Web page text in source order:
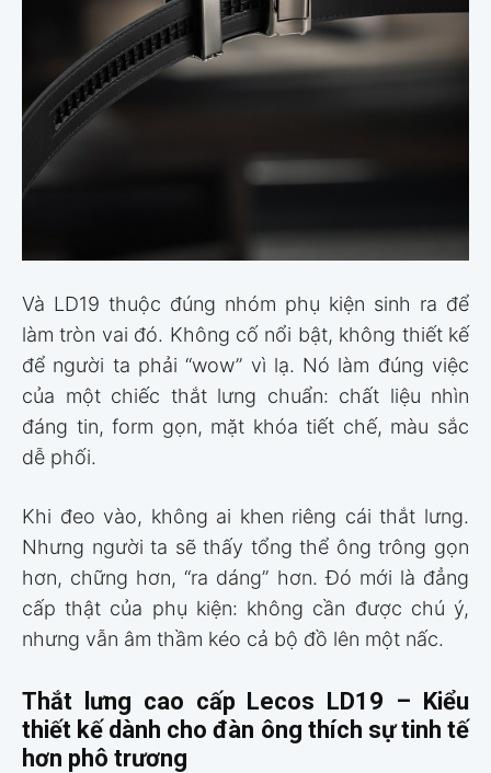
Và LD19 thuộc đúng nhóm phụ kiện sinh ra để
làm tròn vai đó. Không cố nổi bật, không thiết kế
để người ta phải “wow” vì lạ. Nó làm đúng việc
của một chiếc thắt lưng chuẩn: chất liệu nhìn
đáng tin, form gọn, mặt khóa tiết chế, màu sắc
dễ phối.
Khi đeo vào, không ai khen riêng cái thắt lưng.
Nhưng người ta sẽ thấy tổng thể ông trông gọn
hơn, chững hơn, “ra dáng” hơn. Đó mới là đẳng
cấp thật của phụ kiện: không cần được chú ý,
nhưng vẫn âm thầm kéo cả bộ đồ lên một nấc.
Thắt lưng cao cấp Lecos LD19 – Kiểu
thiết kế dành cho đàn ông thích sự tinh tế
hơn phô trương